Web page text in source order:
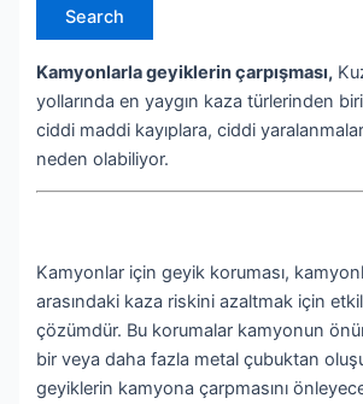
Search
Kamyonlarla geyiklerin çarpışması,
yollarında en yaygın kaza türlerinden
ciddi maddi kayıplara, ciddi
neden olabiliyor.
Kamyonlar için geyik koruması,
arasındaki kaza riskini azaltmak için
çözümdür. Bu korumalar kamyonun
bir veya daha fazla metal çubuktan
geyiklerin kamyona çarpmasını